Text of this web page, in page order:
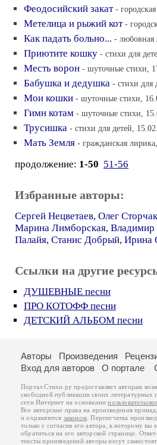
Феодосийский закат -
Метелица и рыжий кот -
Как падать больно... - любовная
Приютите кошку - стихи для
Месть ворон - шуточные стихи,
Бабушка и дедушка - стихи для
Мои кошки - шуточные стихи,
Гимн котам - шуточные стихи,
Трусишка - стихи для детей,
Мать Земля - гражданская
продолжение: 1-50 51-56
Избранные авторы:
Сергей Нецветаев, Олег Сторчак
Марина Лимборская,
Палайя, Станис Добрый, Ирина
Ссылки на другие
ДУШЕВНЫЕ песни
ПРО КОТОФФ песни
ДЕТСКИЙ АЛЬБОМ песни
Авторы Произведения
Вход для авторов
О портале
Портал Стихи.ру предоставляет авторам
свободной публикации своих литературных
сети Интернет на основании
Все авторские права на произведения
и охраняются законом . Перепечатка
только с согласия его автора, к которому вы
обратиться на его авторской странице.
тексты произведений авторы несут